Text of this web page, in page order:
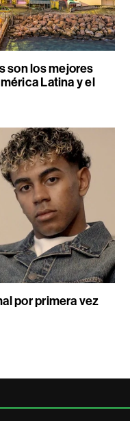
son los mejores
Latina y el
por primera vez